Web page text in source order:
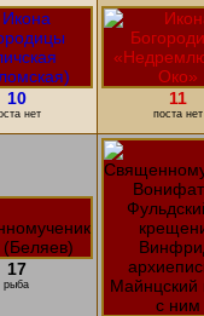
10
нет
11
поста нет
17
рыба